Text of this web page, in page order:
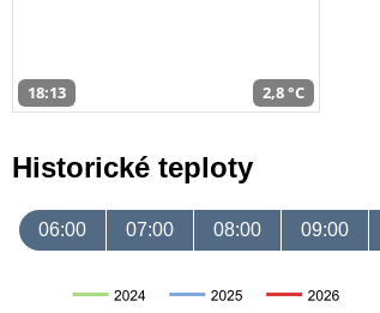
18:13 2,8 °C
Historické teploty
06:00 07:00 08:00 09:00